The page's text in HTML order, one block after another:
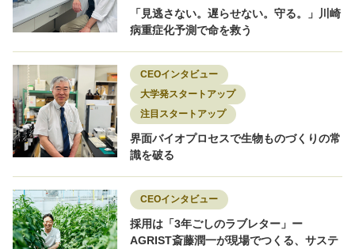
「見逃さない。遅らせない。守る。」川崎
病重症化予測で命を救う
CEOインタビュー
大学発スタートアップ
注目スタートアップ
界面バイオプロセスで生物ものづくりの常
識を破る
CEOインタビュー
採用は「3年ごしのラブレター」ー
AGRIST斎藤潤一が現場でつくる、サステ